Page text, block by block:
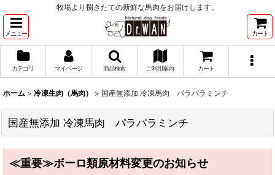
牧場より捌きたての新鮮な馬肉をお届けします。
メニュー カート
カテゴリ マイページ 商品検索 ご利用案内 カート
ホーム > 冷凍生肉（馬肉） > 国産無添加 冷凍馬肉 パラパラミンチ
国産無添加 冷凍馬肉 パラパラミンチ
≪重要≫ボーロ類原材料変更のお知らせ